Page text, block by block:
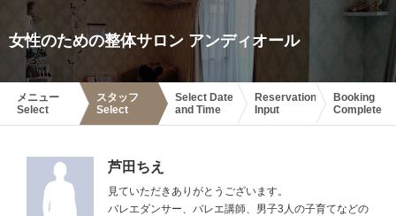
女性のための整体サロン アンディオール
メニュー
Select
スタッフ
Select
Select Date
and Time
Reservation
Input
Booking
Complete
芦田ちえ
見ていただきありがとうございます。
バレエダンサー、バレエ講師、男子3人の子育てなどの